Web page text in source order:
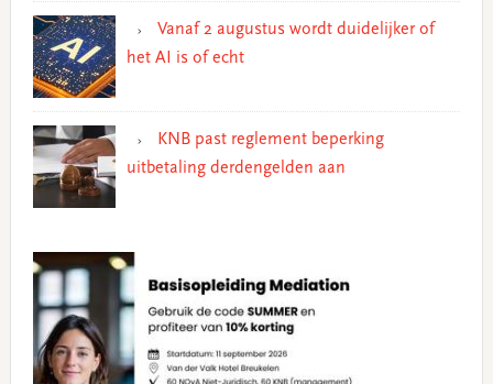
Vanaf 2 augustus wordt duidelijker of
het AI is of echt
KNB past reglement beperking
uitbetaling derdengelden aan